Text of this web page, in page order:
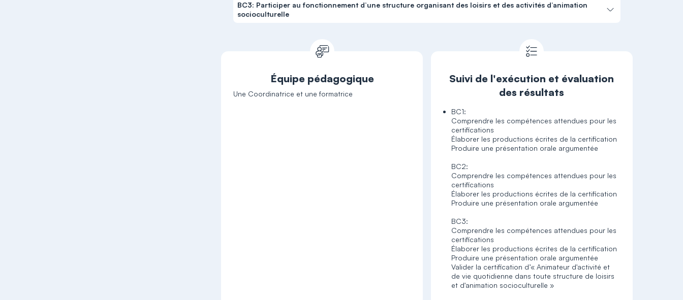
BC3: Participer au fonctionnement d’une structure organisant des loisirs et des activités d’animation
socioculturelle
Équipe pédagogique
Une Coordinatrice et une formatrice
Suivi de l'exécution et évaluation
des résultats
BC1:
Comprendre les compétences attendues pour les
certifications
Élaborer les productions écrites de la certification
Produire une présentation orale argumentée
BC2:
Comprendre les compétences attendues pour les
certifications
Élaborer les productions écrites de la certification
Produire une présentation orale argumentée
BC3:
Comprendre les compétences attendues pour les
certifications
Élaborer les productions écrites de la certification
Produire une présentation orale argumentée
Valider la certification d’« Animateur d'activité et
de vie quotidienne dans toute structure de loisirs
et d'animation socioculturelle »